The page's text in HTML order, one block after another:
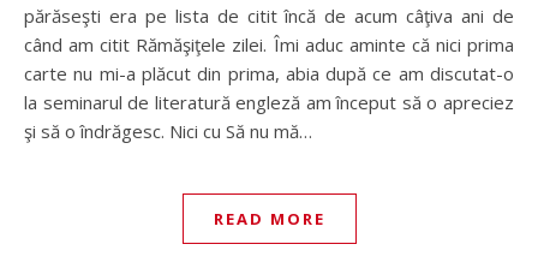
părăseşti era pe lista de citit încă de acum câţiva ani de
când am citit Rămăşiţele zilei. Îmi aduc aminte că nici prima
carte nu mi-a plăcut din prima, abia după ce am discutat-o
la seminarul de literatură engleză am început să o apreciez
şi să o îndrăgesc. Nici cu Să nu mă…
READ MORE